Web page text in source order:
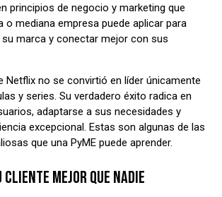
principios de negocio y marketing que
o mediana empresa puede aplicar para
marca y conectar mejor con sus
Netflix no se convirtió en líder únicamente
y series. Su verdadero éxito radica en
adaptarse a sus necesidades y
excepcional. Estas son algunas de las
que una PyME puede aprender.
MEJOR QUE NADIE